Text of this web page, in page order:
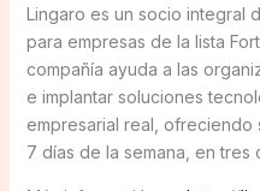
Lingaro es un socio integral
para empresas de la lista
compañía ayuda a las
e implantar soluciones
empresarial real,
7 días de la semana, en tres